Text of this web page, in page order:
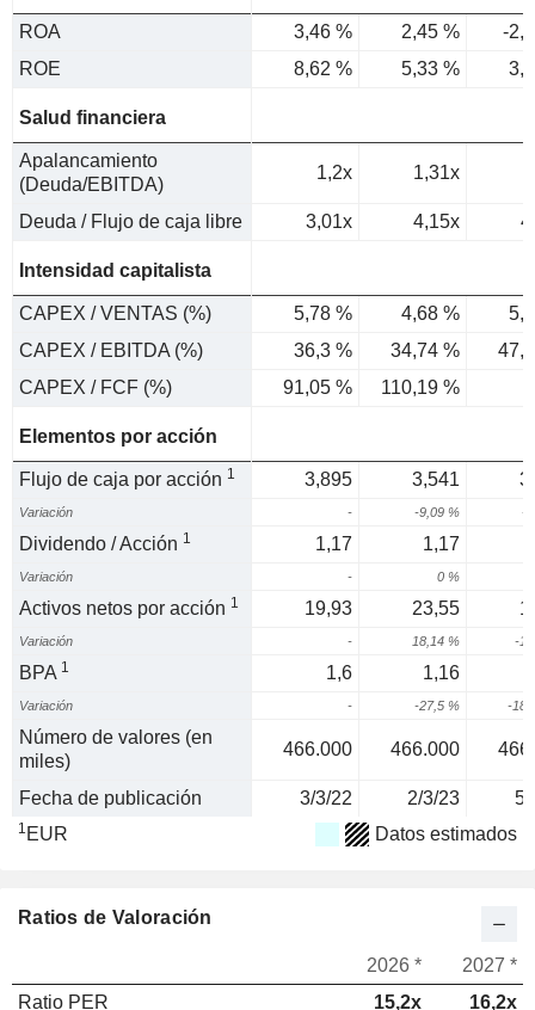
ROA 3,46 % 2,45 %
-
ROE
8,62 % 5,33 %
Salud financiera
Apalancamiento
(Deuda/EBITDA)
1,2x 1,31x
Deuda / Flujo de caja libre 3,01x 4,15x
Intensidad capitalista
CAPEX / VENTAS (%) 5,78 % 4,68 %
CAPEX / EBITDA (%)
36,3 % 34,74 %
CAPEX / FCF (%)
91,05 % 110,19 %
Elementos por acción
Flujo de caja por acción 1 3,895 3,541
Variación - -9,09 % -
Dividendo / Acción 1 1,17 1,17
Variación - 0 %
Activos netos por acción 1 19,93 23,55
Variación - 18,14 % -
BPA 1 1,6 1,16
Variación - -27,5 % -
Número de valores (en
miles)
466.000 466.000
Fecha de publicación 3/3/22 2/3/23 5/
1 EUR Datos estimados
Ratios de Valoración
2026 *
2027 *
Ratio PER
15,2x 16,2x